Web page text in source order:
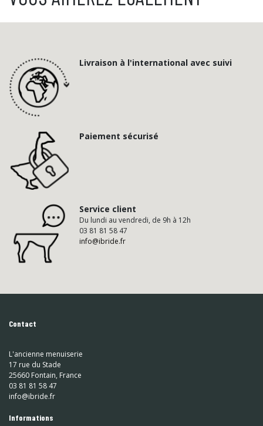
Livraison à l'international avec suivi
Paiement sécurisé
Service client
Du lundi au vendredi, de 9h à 12h
03 81 81 58 47
info@ibride.fr
Contact
L'ancienne menuiserie
17 rue du Stade
25660 Fontain, France
03 81 81 58 47
info@ibride.fr
Informations